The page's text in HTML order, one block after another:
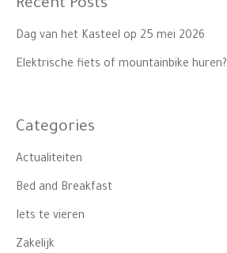
Recent Posts
Dag van het Kasteel op 25 mei 2026
Elektrische fiets of mountainbike huren?
Categories
Actualiteiten
Bed and Breakfast
Iets te vieren
Zakelijk